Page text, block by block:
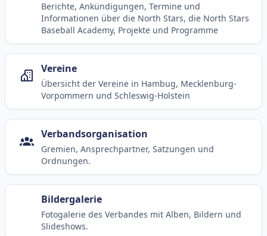
Berichte, Ankündigungen, Termine und
Informationen über die North Stars, die North Stars
Baseball Academy, Projekte und Programme
Vereine
Übersicht der Vereine in Hambug, Mecklenburg-
Vorpommern und Schleswig-Holstein
Verbandsorganisation
Gremien, Ansprechpartner, Satzungen und
Ordnungen.
Bildergalerie
Fotogalerie des Verbandes mit Alben, Bildern und
Slideshows.